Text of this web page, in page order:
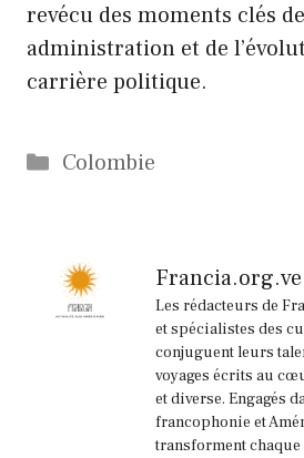
revécu des moments clés
administration et de
carrière politique.
Catégories
Colombie
Francia.org.ve
Les rédacteurs de
et spécialistes des
conjuguent leurs
voyages écrits au
et diverse. Engagés
francophonie et
transforment